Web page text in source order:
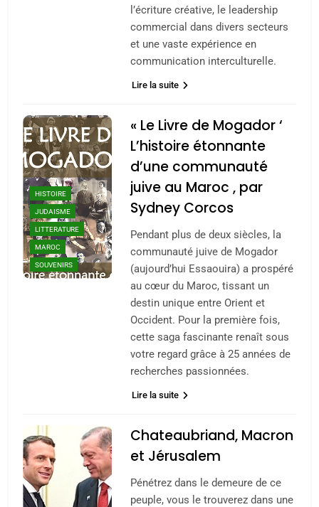
l’écriture créative, le leadership
commercial dans divers secteurs
et une vaste expérience en
communication interculturelle.
Lire la suite
HISTOIRE
JUDAISME
LITTERATURE
MAROC
SOUVENIRS
« Le Livre de Mogador ‘
L’histoire étonnante
d’une communauté
juive au Maroc , par
Sydney Corcos
Pendant plus de deux siècles, la
communauté juive de Mogador
(aujourd’hui Essaouira) a prospéré
au cœur du Maroc, tissant un
destin unique entre Orient et
Occident. Pour la première fois,
cette saga fascinante renaît sous
votre regard grâce à 25 années de
recherches passionnées.
Lire la suite
Chateaubriand, Macron
et Jérusalem
Pénétrez dans le demeure de ce
peuple, vous le trouverez dans une